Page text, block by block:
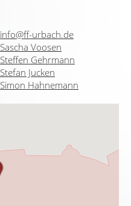
info@ff-urbach.de
Sascha Voosen
Steffen Gehrmann
Stefan Jucken
Simon Hahnemann